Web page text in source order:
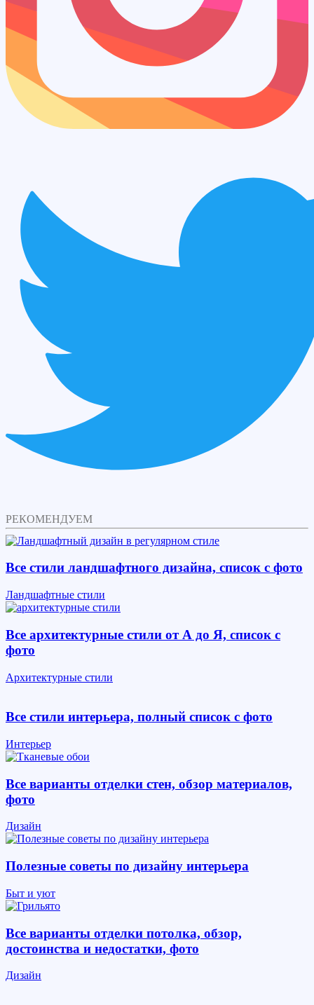
РЕКОМЕНДУЕМ
Все стили ландшафтного дизайна, список с фото
Ландшафтные стили
Все архитектурные стили от А до Я, список с
фото
Архитектурные стили
Все стили интерьера, полный список с фото
Интерьер
Все варианты отделки стен, обзор материалов,
фото
Дизайн
Полезные советы по дизайну интерьера
Быт и уют
Все варианты отделки потолка, обзор,
достоинства и недостатки, фото
Дизайн